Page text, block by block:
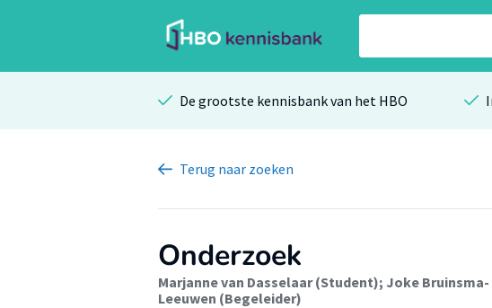
De grootste kennisbank van het HBO
Terug naar zoeken
Onderzoek
Marjanne van Dasselaar (Student); Joke
Leeuwen (Begeleider)